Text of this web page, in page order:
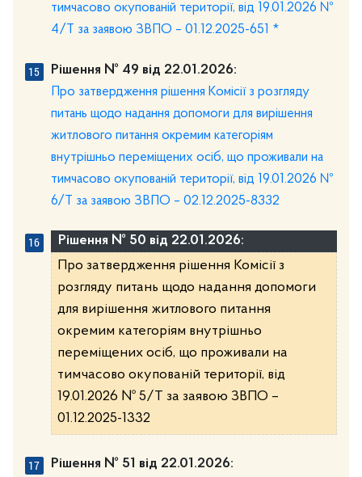
тимчасово окупованій території, від 19.01.2026 №
4/Т за заявою ЗВПО – 01.12.2025-651 *
Рішення № 49 від 22.01.2026:
Про затвердження рішення Комісії з розгляду
питань щодо надання допомоги для вирішення
житлового питання окремим категоріям
внутрішньо переміщених осіб, що проживали на
тимчасово окупованій території, від 19.01.2026 №
6/Т за заявою ЗВПО – 02.12.2025-8332
Рішення № 50 від 22.01.2026:
Про затвердження рішення Комісії з
розгляду питань щодо надання допомоги
для вирішення житлового питання
окремим категоріям внутрішньо
переміщених осіб, що проживали на
тимчасово окупованій території, від
19.01.2026 № 5/Т за заявою ЗВПО –
01.12.2025-1332
Рішення № 51 від 22.01.2026: